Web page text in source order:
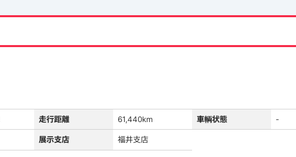
走行距離 61,440km 車輌状態 -
展示支店 福井支店